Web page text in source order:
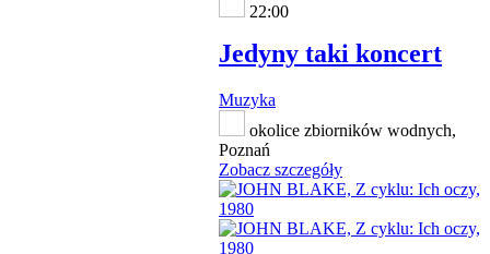
22:00
Jedyny taki koncert
Muzyka
okolice zbiorników wodnych,
Poznań
Zobacz szczegóły